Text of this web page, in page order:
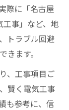
際に「名古屋
工事」など、地
トラブル回避
ます。
、工事項目ご
賢く電気工事
も参考に、信